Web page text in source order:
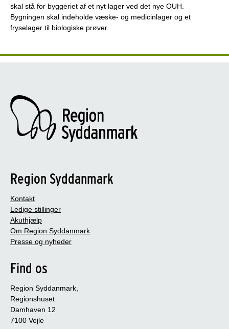
skal stå for byggeriet af et nyt lager ved det nye OUH.
Bygningen skal indeholde væske- og medicinlager og et
fryselager til biologiske prøver.
Region Syddanmark
Kontakt
Ledige stillinger
Akuthjælp
Om Region Syddanmark
Presse og nyheder
Find os
Region Syddanmark,
Regionshuset
Damhaven 12
7100 Vejle